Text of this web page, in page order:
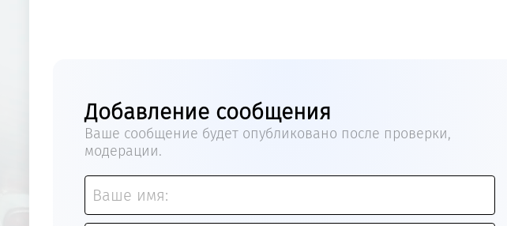
Добавление сообщения
Ваше сообщение будет опубликовано после проверки,
модерации.
Ваше имя: